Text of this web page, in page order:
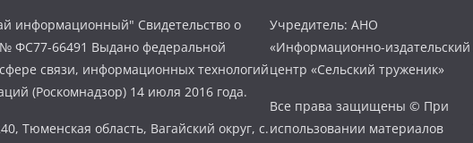
информационный" Свидетельство о
ФС77-66491 Выдано федеральной
связи, информационных технологий
(Роскомнадзор) 14 июля 2016 года.
Тюменская область, Вагайский округ, с.
Учредитель: АНО
«Информационно-издательский
центр «Сельский труженик»
Все права защищены © При
использовании материалов